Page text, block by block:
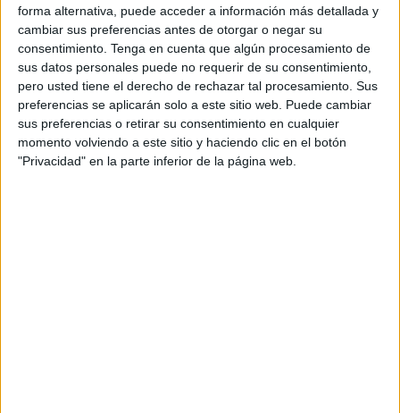
forma alternativa, puede acceder a información más detallada y
cambiar sus preferencias antes de otorgar o negar su
consentimiento. Tenga en cuenta que algún procesamiento de
sus datos personales puede no requerir de su consentimiento,
pero usted tiene el derecho de rechazar tal procesamiento. Sus
preferencias se aplicarán solo a este sitio web. Puede cambiar
sus preferencias o retirar su consentimiento en cualquier
momento volviendo a este sitio y haciendo clic en el botón
"Privacidad" en la parte inferior de la página web.
simbólico de calado.
Y sin considerarse baladí, la transcendencia y dimensión
de la empresa a la que hacían frente estos aviadores por la
exigua precisión de los equipos de navegación por
entonces, se asimila en nuestros días a la apuesta que
afronta el ser humano ante la investigación espacial.